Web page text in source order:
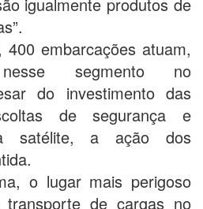
igualmente produtos de
embarcações atuam,
nesse segmento no
do investimento das
de segurança e
satélite, a ação dos
o lugar mais perigoso
de cargas no